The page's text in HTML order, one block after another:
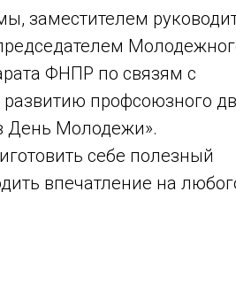
заместителем
ФНПР по связям с
профсоюзного
День Молодежи».
себе полезный
впечатление на